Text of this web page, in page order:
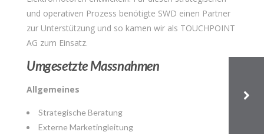
und operativen Prozess benötigte SWD einen Partner
zur Unterstützung und so kamen wir als TOUCHPOINT
AG zum Einsatz.
Umgesetzte Massnahmen
Allgemeines
Strategische Beratung
Externe Marketingleitung